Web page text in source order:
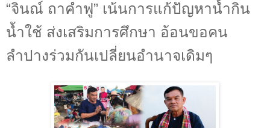
“จินณ์ ถาคำฟู” เน้นการแก้ปัญหาน้ำกิน
น้ำใช้ ส่งเสริมการศึกษา อ้อนขอคน
ลำปางร่วมกันเปลี่ยนอำนาจเดิมๆ